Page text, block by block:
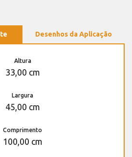
Desenhos da Aplicação
Altura
33,00 cm
Largura
45,00 cm
Comprimento
100,00 cm